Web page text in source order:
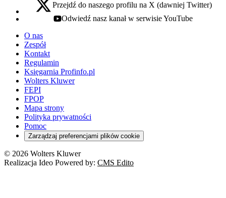
x - otwiera się w nowej karcie
Przejdź do naszego profilu na X (dawniej Twitter)
youtube - otwiera się w nowej karcie
Odwiedź nasz kanał w serwisie YouTube
O nas
Zespół
Kontakt
Regulamin
Księgarnia Profinfo.pl
Wolters Kluwer
FEPI
FPOP
Mapa strony
Polityka prywatności
Pomoc
Zarządzaj preferencjami plików cookie
© 2026 Wolters Kluwer
Realizacja Ideo Powered by: CMS Edito